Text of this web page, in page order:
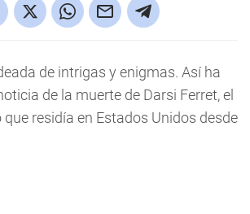
de intrigas y enigmas. Así ha
de la muerte de Darsi Ferret, el
residía en Estados Unidos desde